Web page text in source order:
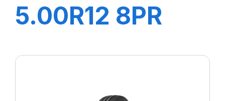
5.00R12 8PR